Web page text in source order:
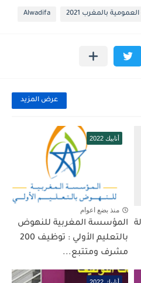
بالمغرب 2021 Alwadifa
عرض المزيد
أنابيك 2022
منذ بضع اعوام
المؤسسة المغربية للنهوض
بالتعليم الأولي : توظيف 200
مشرف ومتتبع...